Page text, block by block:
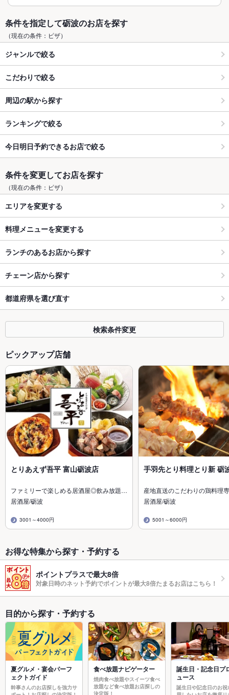
条件を指定して砺波のお店を探す
（現在の条件：ピザ）
ジャンルで絞る
こだわりで絞る
周辺の駅から探す
ランキングで絞る
今日明日予約できるお店で絞る
条件を変更してお店を探す
（現在の条件：ピザ）
エリアを変更する
料理メニューを変更する
ランチのあるお店から探す
チェーン店から探す
都道府県を選び直す
検索条件変更
ピックアップ店舗
とりあえず吾平 富山砺波店
ファミリーで楽しめる居酒屋◎飲み放題…
居酒屋/砺波
3001～4000円
手羽先とり料理とり新 砺
産地直送のこだわりの鶏料理
居酒屋/砺波
5001～6000円
お得な特集から探す・予約する
ポイントプラスで最大8倍
対象日時のネット予約でポイントが最大8倍たまるお店はこちら！
目的から探す・予約する
夏グルメ・宴会パーフ
ェクトガイド
幹事さんのお店探しを強力サ
食べ放題ナビゲーター
焼肉食べ放題やスイーツ食べ
放題など食べ放題お店探しの
誕生日・記念日プ
ュース
誕生日や記念日のお祝